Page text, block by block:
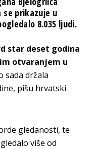
se prikazuje u
8.035 ljudi.
star deset godina
otvaranjem u
sada držala
pišu hrvatski
gledanosti, te
više od